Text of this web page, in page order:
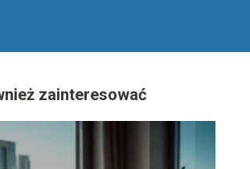
zainteresować